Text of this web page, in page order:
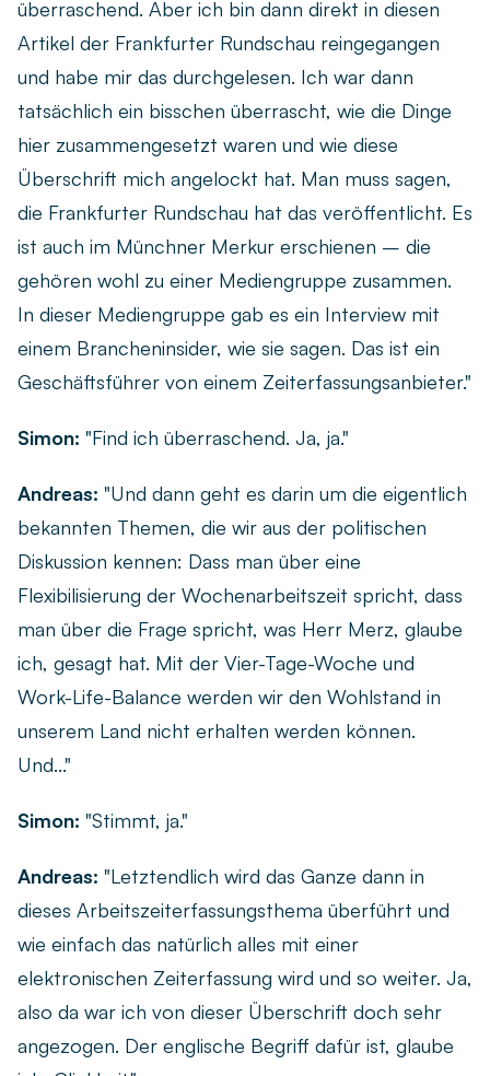
überraschend. Aber ich bin dann direkt in diesen
Artikel der Frankfurter Rundschau reingegangen
und habe mir das durchgelesen. Ich war dann
tatsächlich ein bisschen überrascht, wie die Dinge
hier zusammengesetzt waren und wie diese
Überschrift mich angelockt hat. Man muss sagen,
die Frankfurter Rundschau hat das veröffentlicht. Es
ist auch im Münchner Merkur erschienen – die
gehören wohl zu einer Mediengruppe zusammen.
In dieser Mediengruppe gab es ein Interview mit
einem Brancheninsider, wie sie sagen. Das ist ein
Geschäftsführer von einem Zeiterfassungsanbieter."
Simon: "Find ich überraschend. Ja, ja."
Andreas: "Und dann geht es darin um die eigentlich
bekannten Themen, die wir aus der politischen
Diskussion kennen: Dass man über eine
Flexibilisierung der Wochenarbeitszeit spricht, dass
man über die Frage spricht, was Herr Merz, glaube
ich, gesagt hat. Mit der Vier-Tage-Woche und
Work-Life-Balance werden wir den Wohlstand in
unserem Land nicht erhalten werden können.
Und..."
Simon: "Stimmt, ja."
Andreas: "Letztendlich wird das Ganze dann in
dieses Arbeitszeiterfassungsthema überführt und
wie einfach das natürlich alles mit einer
elektronischen Zeiterfassung wird und so weiter. Ja,
also da war ich von dieser Überschrift doch sehr
angezogen. Der englische Begriff dafür ist, glaube